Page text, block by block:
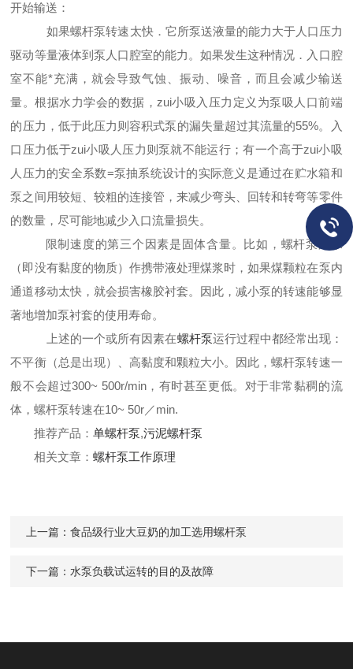
开始输送：
如果螺杆泵转速太快．它所泵送液量的能力大于人口压力
驱动等量液体到泵人口腔室的能力。如果发生这种情况． 入 口腔
室不能*充满，就会导致气蚀、振动、噪音，而且会减少输送
量。根据水力学会的数据，zui小吸入压力定义为泵吸人口前端
的压力，低于此压力则容积式泵的漏失量超过其流量的55%。入
口压力低于zui小吸人压力则泵就不能运行；有一个高于zui小吸
人压力的安全系数=泵抽系统设计的实际意义是通过在贮水箱和
泵之间用较短、较粗的连接管，来减少弯头、回转和转弯等零件
的数量，尽可能地减少入 口流量损失。
限制速度的第三个因素是固体含量。比如，螺杆泵用水
（即没有黏度的物质）作携带液处理煤浆时，如果煤颗粒在泵内
通道移动太快，就会损害橡胶衬套。因此，减小泵的转速能够显
著地增加泵衬套的使用寿命。
上述的一个或所有因素在螺杆泵运行过程中都经常出现：
不平衡（总是出现）、高黏度和颗粒大小。因此，螺杆泵转速一
般不会超过300~ 500r/min，有时甚至更低。对于非常黏稠的流
体，螺杆泵转速在10~ 50r／min.
推荐产品：单螺杆泵,污泥螺杆泵
相关文章：螺杆泵工作原理
上一篇：食品级行业大豆奶的加工选用螺杆泵
下一篇：水泵负载试运转的目的及故障